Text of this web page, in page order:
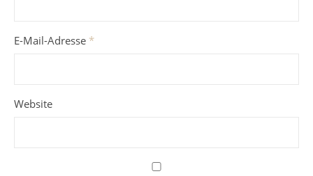
E-Mail-Adresse *
Website